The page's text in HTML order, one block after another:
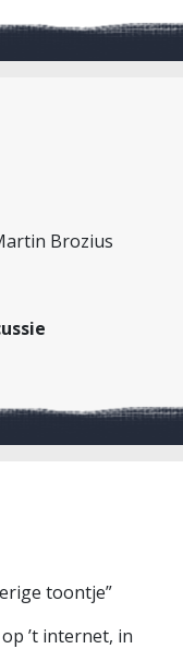
Brozius
toontje”
’t internet, in